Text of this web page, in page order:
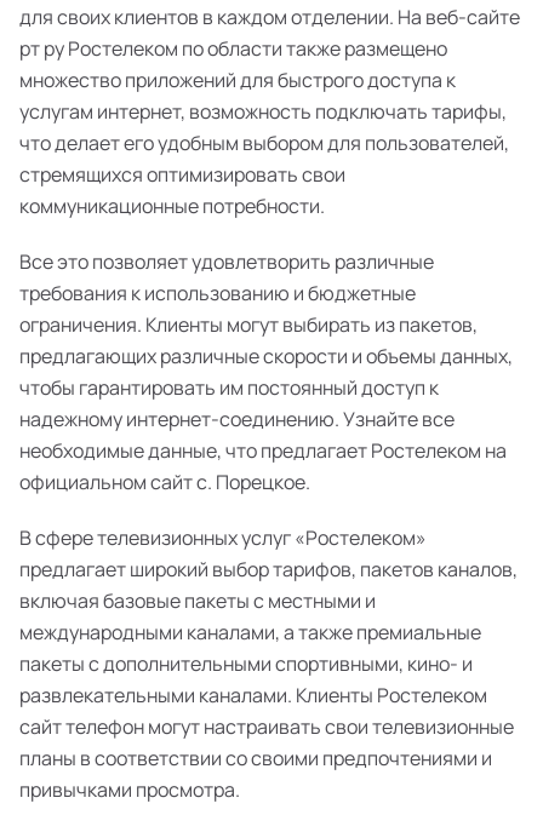
для своих клиентов в каждом отделении. На веб-сайте
рт ру Ростелеком по области также размещено
множество приложений для быстрого доступа к
услугам интернет, возможность подключать тарифы,
что делает его удобным выбором для пользователей,
стремящихся оптимизировать свои
коммуникационные потребности.
Все это позволяет удовлетворить различные
требования к использованию и бюджетные
ограничения. Клиенты могут выбирать из пакетов,
предлагающих различные скорости и объемы данных,
чтобы гарантировать им постоянный доступ к
надежному интернет-соединению. Узнайте все
необходимые данные, что предлагает Ростелеком на
официальном сайт с. Порецкое.
В сфере телевизионных услуг «Ростелеком»
предлагает широкий выбор тарифов, пакетов каналов,
включая базовые пакеты с местными и
международными каналами, а также премиальные
пакеты с дополнительными спортивными, кино- и
развлекательными каналами. Клиенты Ростелеком
сайт телефон могут настраивать свои телевизионные
планы в соответствии со своими предпочтениями и
привычками просмотра.